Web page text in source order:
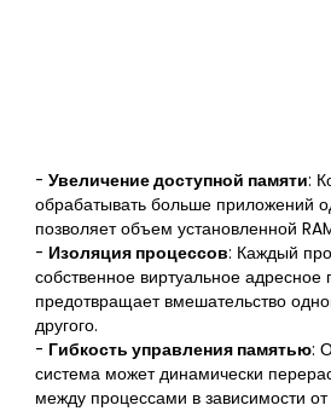
-Увеличение доступной памяти:
обрабатывать больше приложений
позволяет объем установленной
- Изоляция процессов: Каждый
собственное виртуальное адресное
предотвращает вмешательство
другого.
- Гибкость управления памятью:
система может динамически
между процессами в зависимости от